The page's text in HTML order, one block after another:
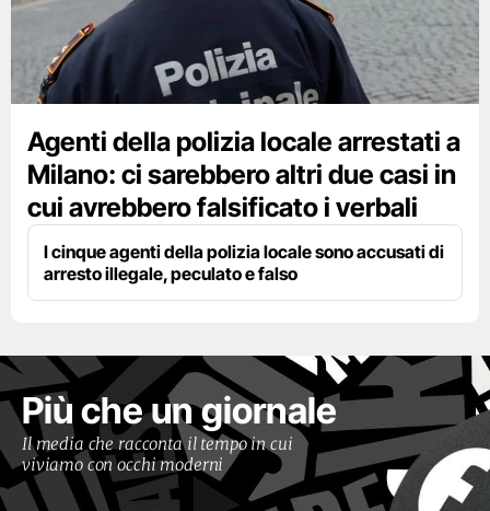
Agenti della polizia locale arrestati a
Milano: ci sarebbero altri due casi in
cui avrebbero falsificato i verbali
I cinque agenti della polizia locale sono accusati di
arresto illegale, peculato e falso
Più che un giornale
Il media che racconta il tempo in cui
viviamo con occhi moderni